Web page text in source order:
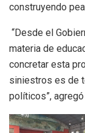
construyendo
“Desde el
materia de
concretar esta
siniestros es de
políticos”,